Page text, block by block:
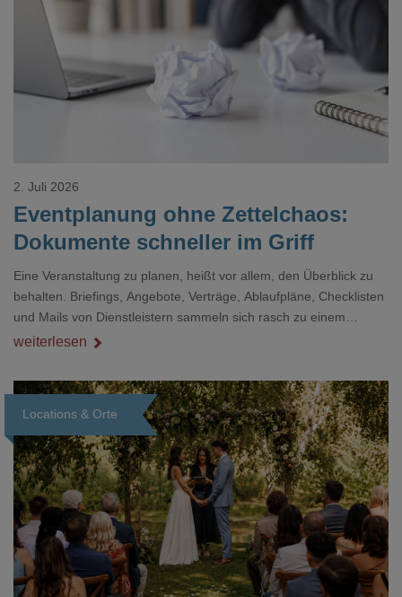
Loading...
Eventplanung ohne Zettelchaos:
Dokumente schneller im Griff
2. Juli 2026
Eine Veranstaltung zu planen, heißt vor allem, den Überblick zu
behalten. Briefings, Angebote, Verträge, Ablaufpläne, Checklisten
und Mails von Dienstleistern sammeln sich rasch zu einem
unübersichtlichen Stapel. Wer schon einmal kurz vor einem Event
Dokument gesucht hat, kennt das mulmige Gefühl.
weiterlesen
Locations & Orte
Loading...